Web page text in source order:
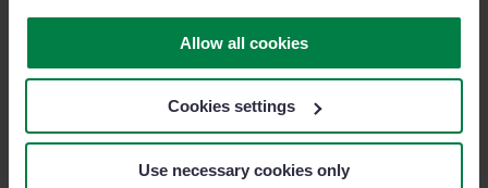
Allow all cookies
Cookies settings
Use necessary cookies only
de buscar nuestro éxito personal y superar las